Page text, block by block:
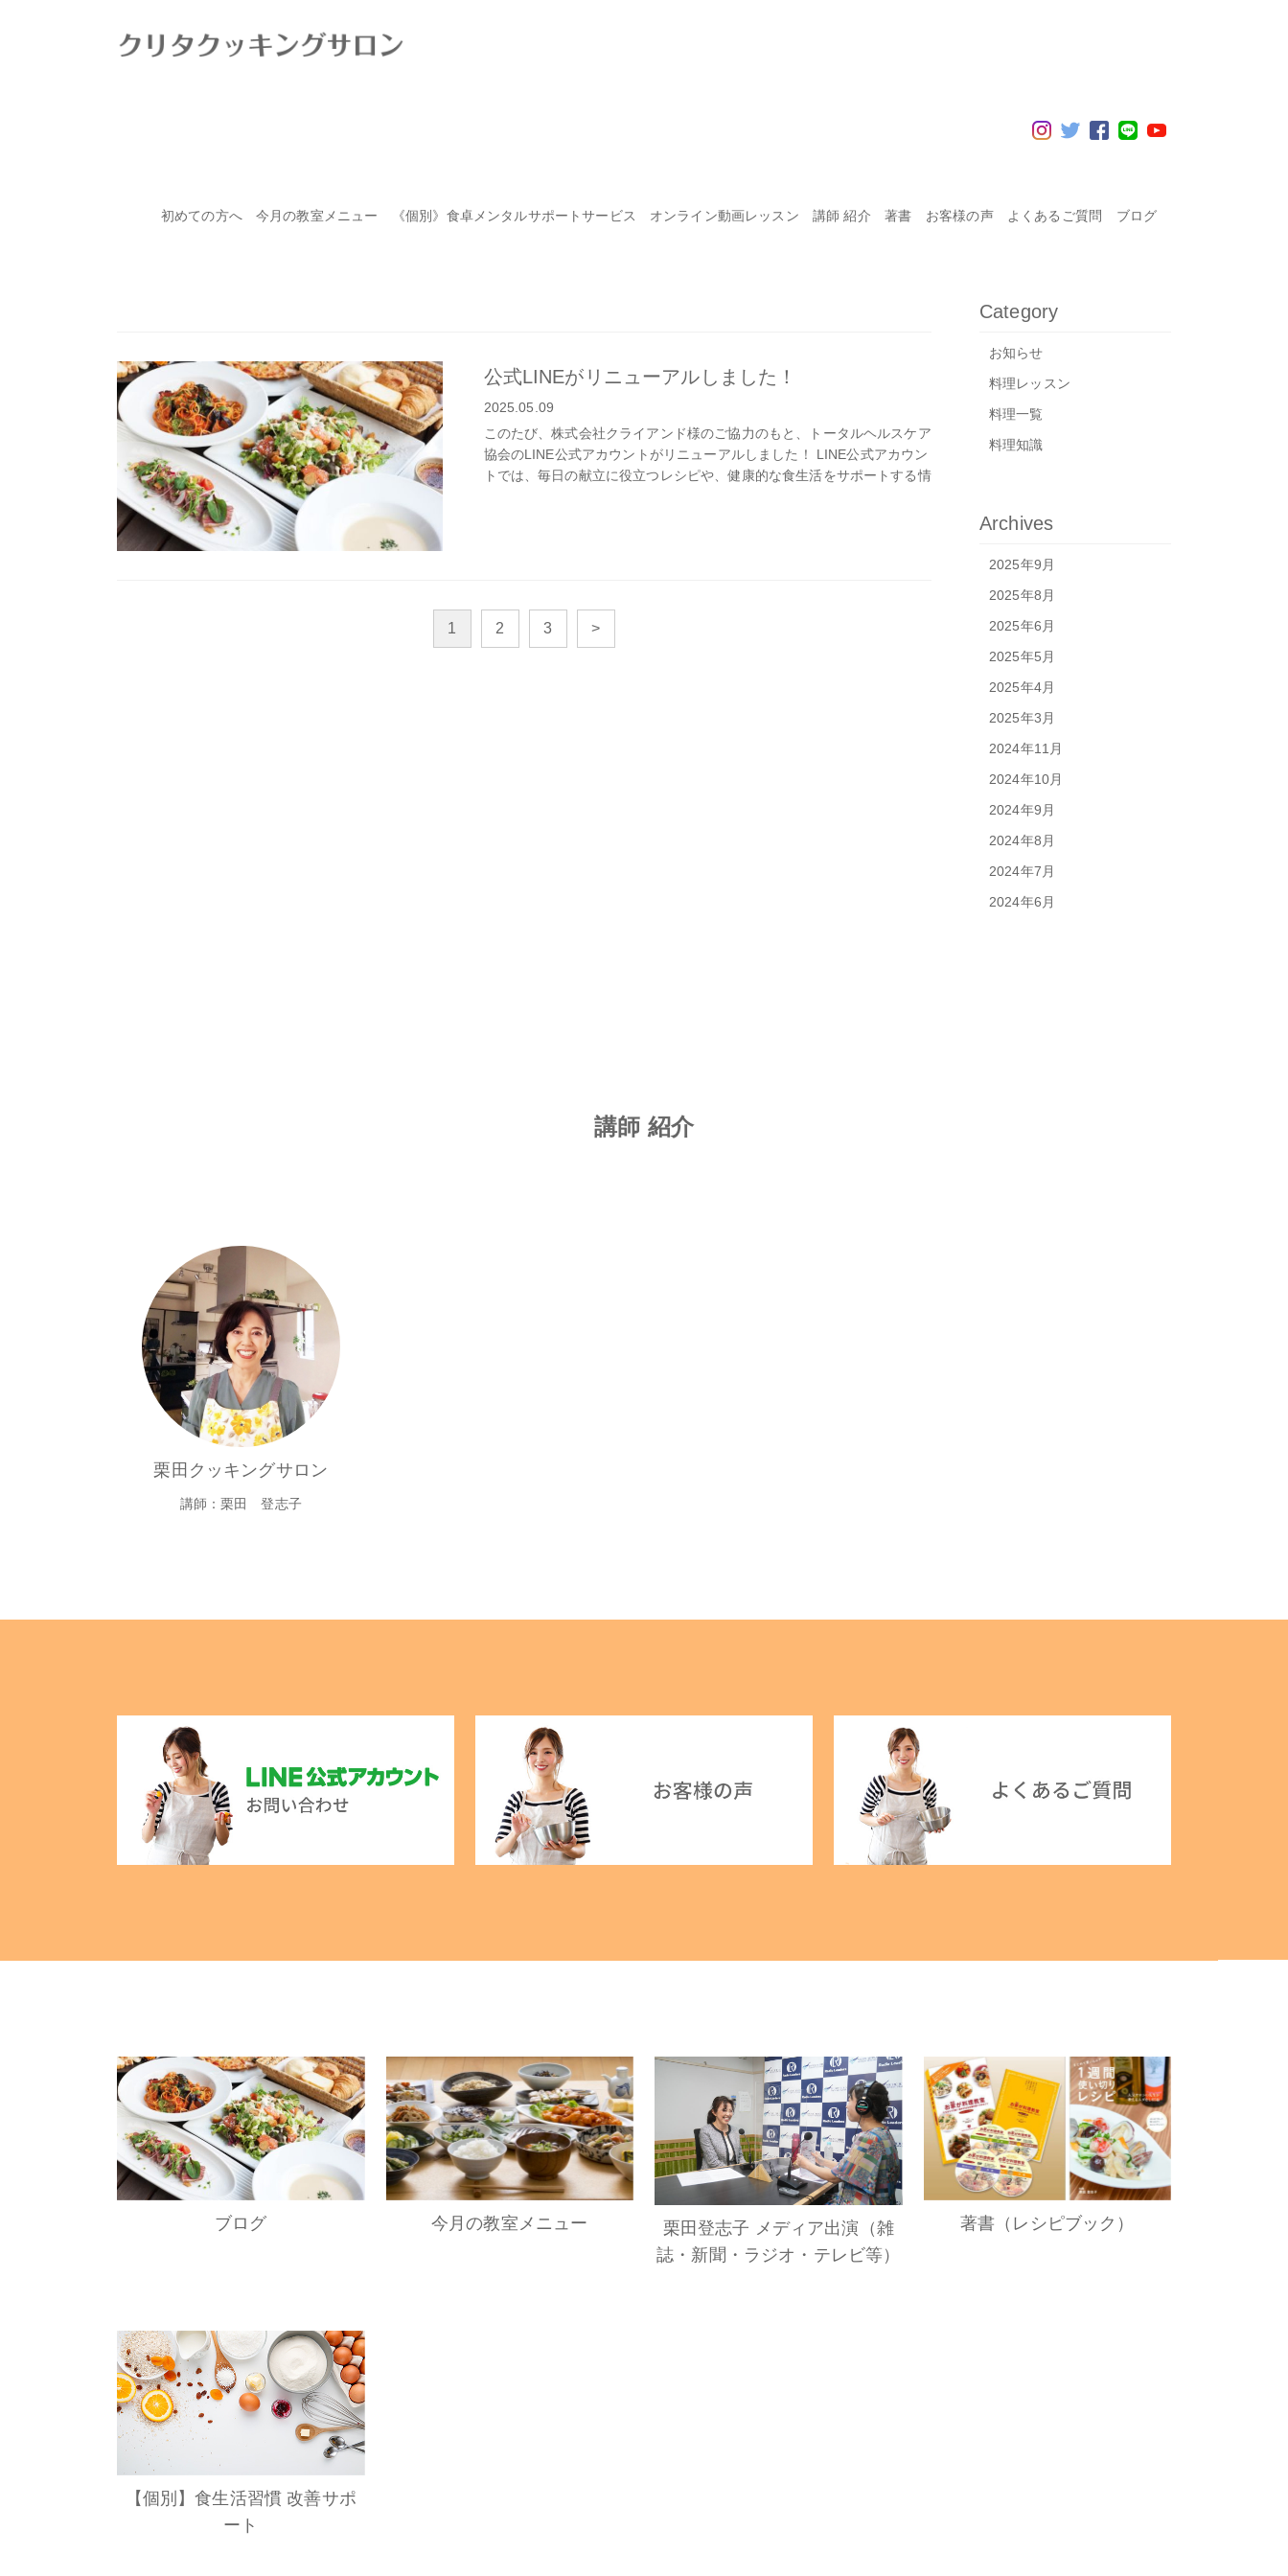
初めての方へ 今月の教室メニュー 《個別》食卓メンタルサポートサービス オンライン動画レッスン 講師 紹介 著書 お客様の声 よくあるご質問 ブログ
ブログ
公式LINEがリニューアルしました！
2025.05.09
このたび、株式会社クライアンド様のご協力のもと、トータルヘルスケア
協会のLINE公式アカウントがリニューアルしました！ LINE公式アカウン
トでは、毎日の献立に役立つレシピや、健康的な食生活をサポートする情
1 2 3 >
Category
お知らせ
料理レッスン
料理一覧
料理知識
Archives
2025年9月
2025年8月
2025年6月
2025年5月
2025年4月
2025年3月
2024年11月
2024年10月
2024年9月
2024年8月
2024年7月
2024年6月
講師 紹介
栗田クッキングサロン
講師：栗田 登志子
ブログ 今月の教室メニュー
栗田登志子 メディア出演（雑
誌・新聞・ラジオ・テレビ等）
著書（レシピブック）
【個別】食生活習慣 改善サポ
ート